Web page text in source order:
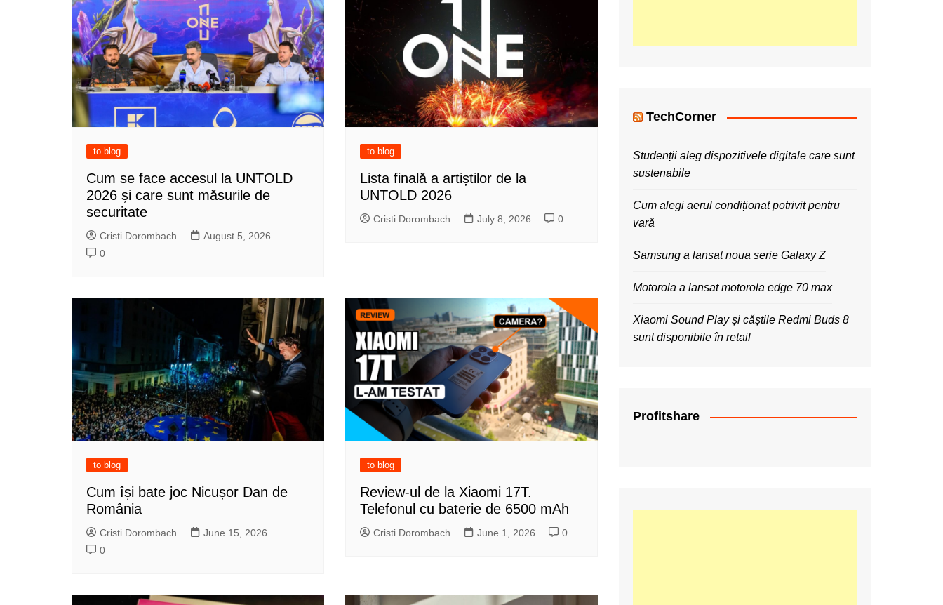
to blog
Cum se face accesul la UNTOLD
2026 și care sunt măsurile de
securitate
Cristi Dorombach
August 5, 2026
0
to blog
Lista finală a artiștilor de la
UNTOLD 2026
Cristi Dorombach July 8, 2026 0
to blog
Cum își bate joc Nicușor Dan de
România
Cristi Dorombach
June 15, 2026
0
to blog
Review-ul de la Xiaomi 17T.
Telefonul cu baterie de 6500 mAh
Cristi Dorombach June 1, 2026 0
TechCorner
Studenții aleg dispozitivele digitale care sunt
sustenabile
Cum alegi aerul condiționat potrivit pentru
vară
Samsung a lansat noua serie Galaxy Z
Motorola a lansat motorola edge 70 max
Xiaomi Sound Play și căștile Redmi Buds 8
sunt disponibile în retail
Profitshare